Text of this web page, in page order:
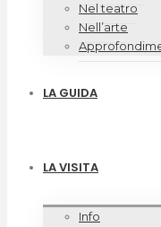
Nel teatro
Nell’arte
LA GUIDA
LA VISITA
Info